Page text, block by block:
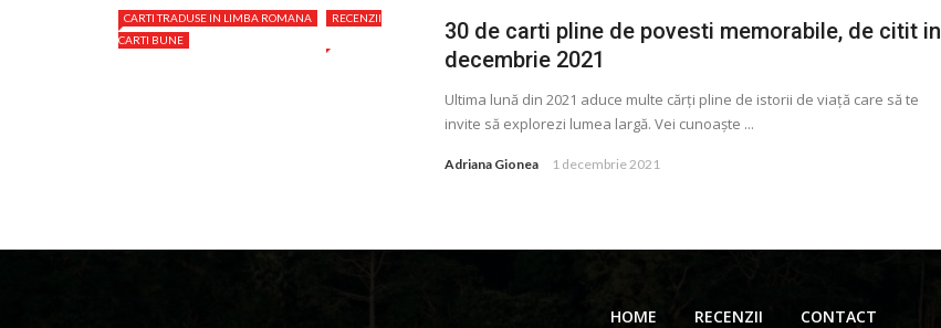
CARTI TRADUSE IN LIMBA ROMANA
RECENZII
CARTI BUNE
30 de carti pline de povesti memorabile, de citit in
decembrie 2021
Ultima lună din 2021 aduce multe cărţi pline de istorii de viaţă care să te
invite să explorezi lumea largă. Vei cunoaște ...
Adriana Gionea 1 decembrie 2021
HOME RECENZII CONTACT